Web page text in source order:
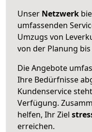
Unser Netzwerk
umfassenden
Umzugs von
von der Planung
Die Angebote
Ihre Bedürfnisse
Kundenservice
Verfügung.
helfen, Ihr Ziel
erreichen.